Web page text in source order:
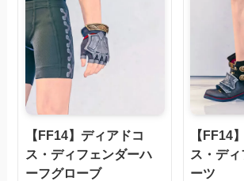
【FF14】ディアドコ
ス・ディフェンダーハ
ーフグローブ
【FF14
ス・デ
ーツ